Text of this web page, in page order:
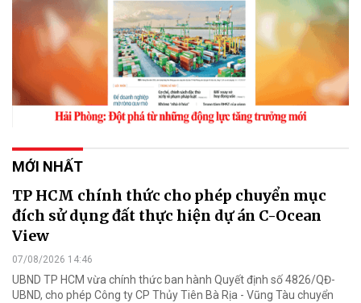
MỚI NHẤT
TP HCM chính thức cho phép chuyển mục
đích sử dụng đất thực hiện dự án C-Ocean
View
07/08/2026 14:46
UBND TP HCM vừa chính thức ban hành Quyết định số 4826/QĐ-
UBND, cho phép Công ty CP Thủy Tiên Bà Rịa - Vũng Tàu chuyển